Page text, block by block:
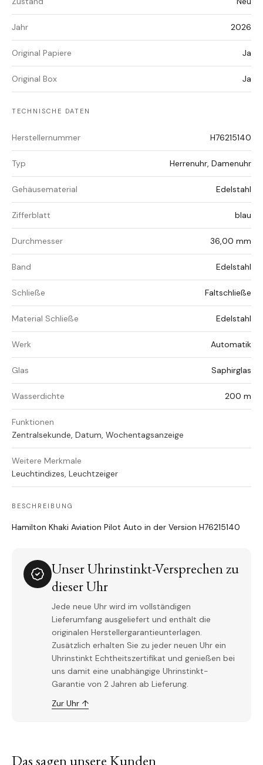
Jahr 2026
Original Papiere Ja
Original Box Ja
TECHNISCHE DATEN
Herstellernummer H76215140
Typ Herrenuhr, Damenuhr
Gehäusematerial Edelstahl
Zifferblatt blau
Durchmesser 36,00 mm
Band Edelstahl
Schließe Faltschließe
Material Schließe Edelstahl
Werk Automatik
Glas Saphirglas
Wasserdichte 200 m
Funktionen
Zentralsekunde, Datum, Wochentagsanzeige
Weitere Merkmale
Leuchtindizes, Leuchtzeiger
BESCHREIBUNG
Hamilton Khaki Aviation Pilot Auto in der Version H76215140
Unser Uhrinstinkt-Versprechen zu
dieser Uhr
Jede neue Uhr wird im vollständigen
Lieferumfang ausgeliefert und enthält die
originalen Herstellergarantieunterlagen.
Zusätzlich erhalten Sie zu jeder neuen Uhr ein
Uhrinstinkt Echtheitszertifikat und genießen bei
uns damit eine unabhängige Uhrinstinkt-
Garantie von 2 Jahren ab Lieferung.
Zur Uhr ↑
Das sagen unsere Kunden